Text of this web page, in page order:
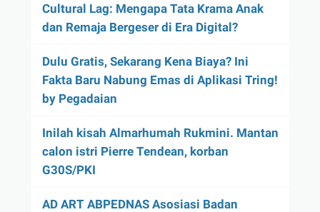
Cultural Lag: Mengapa Tata Krama Anak
dan Remaja Bergeser di Era Digital?
Dulu Gratis, Sekarang Kena Biaya? Ini
Fakta Baru Nabung Emas di Aplikasi Tring!
by Pegadaian
Inilah kisah Almarhumah Rukmini. Mantan
calon istri Pierre Tendean, korban
G30S/PKI
AD ART ABPEDNAS Asosiasi Badan